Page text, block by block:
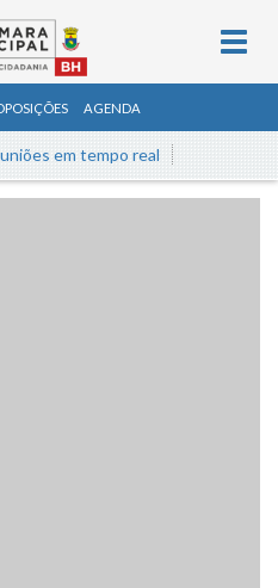
AGENDA
em tempo real